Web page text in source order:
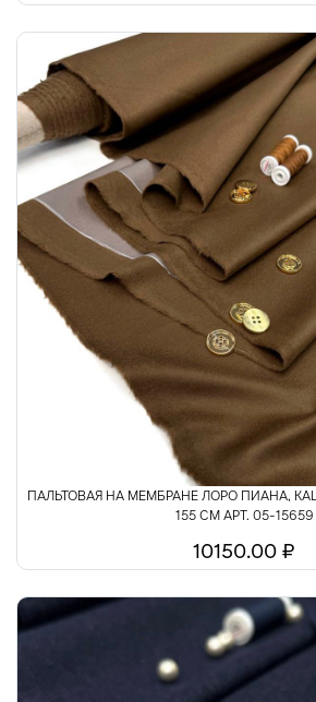
ПАЛЬТОВАЯ НА МЕМБРАНЕ ЛОРО ПИАНА,
155 СМ АРТ. 05-15659
10150.00 ₽